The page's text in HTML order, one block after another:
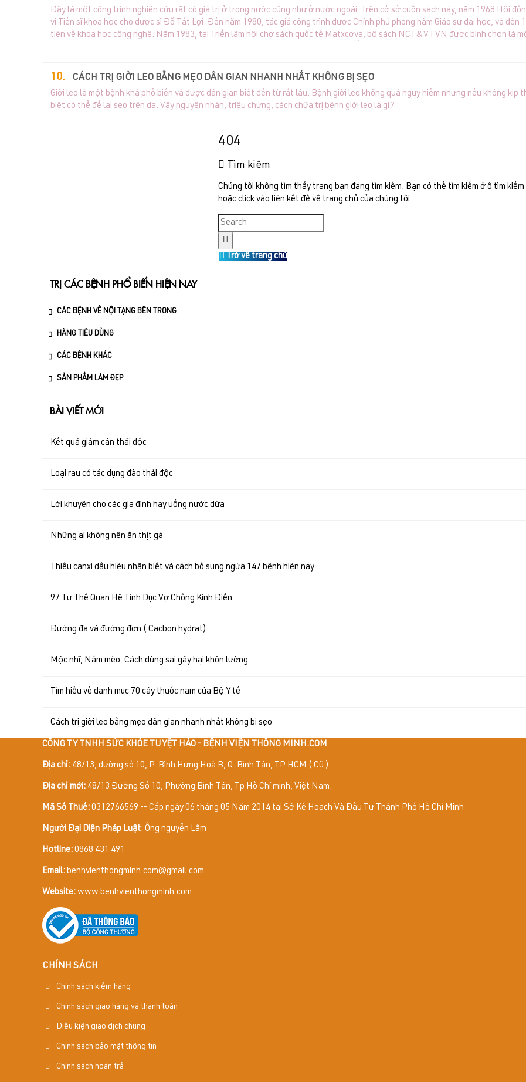
Đây là một công trình nghiên cứu rất có giá trị ở trong nước cũng như ở nước ngoài. Trên cở sở cuốn sách này, năm 1968 Hội
vị Tiến sĩ khoa học cho dược sĩ Đỗ Tất Lợi. Đến năm 1980, tác giả công trình được Chính phủ phong hàm Giáo sư đại học, và
tiên về khoa học công nghệ. Năm 1983, tại Triển lãm hội chợ sách quốc tế Matxcơva, bộ sách NCT&VTVN được bình chọn là
nhất, ngày 10-5-2007, tại Hội nghị thường niên lần thứ 14 Hiệp hội xuất bản châu Á-Thái Bình Dương (APPA) – diễn ra tại
CÁCH TRỊ GIỜI LEO BẰNG MẸO DÂN GIAN NHANH NHẤT KHÔNG BỊ SẸO
Giời leo là một bệnh khá phổ biến và được dân gian biết đến từ rất lâu. Bệnh giời leo không quá nguy hiểm nhưng nếu không kịp
biệt có thể để lại sẹo trên da. Vậy nguyên nhân, triệu chứng, cách chữa trị bệnh giời leo là gì?
404
Tìm kiếm
Chúng tôi không tìm thấy trang bạn đang tìm kiếm. Bạn có thể tìm kiếm ở ô tìm
hoặc click vào liên kết để về trang chủ của chúng tôi
Trở về trang chủ
TRỊ CÁC BỆNH PHỔ BIẾN HIỆN NAY
CÁC BỆNH VỀ NỘI TẠNG BÊN TRONG
HÀNG TIÊU DÙNG
CÁC BỆNH KHÁC
SẢN PHẨM LÀM ĐẸP
BÀI VIẾT MỚI
Kết quả giảm cân thải độc
Loại rau có tác dụng đào thải độc
Lời khuyên cho các gia đình hay uống nước dừa
Những ai không nên ăn thịt gà
Thiếu canxi dấu hiệu nhận biết và cách bổ sung ngừa 147 bệnh hiện nay.
97 Tư Thế Quan Hệ Tình Dục Vợ Chồng Kinh Điển
Đường đa và đường đơn ( Cacbon hydrat)
Mộc nhĩ, Nấm mèo: Cách dùng sai gây hại khôn lường
Tìm hiểu về danh mục 70 cây thuốc nam của Bộ Y tế
Cách trị giời leo bằng mẹo dân gian nhanh nhất không bị sẹo
CÔNG TY TNHH SỨC KHỎE TUYỆT HẢO - BỆNH VIỆN THÔNG MINH.COM
Địa chỉ: 48/13, đường số 10, P. Bình Hưng Hoà B, Q. Bình Tân, TP.HCM ( Cũ )
Địa chỉ mới: 48/13 Đường Số 10, Phường Bình Tân, Tp Hồ Chí minh, Việt Nam.
Mã Số Thuế: 0312766569 -- Cấp ngày 06 tháng 05 Năm 2014 tại Sở Kế Hoạch Và Đầu Tư Thành Phố Hồ Chí Minh
Người Đại Diện Pháp Luật: Ông nguyễn Lâm
Hotline: 0868 431 491
Email: benhvienthongminh.com@gmail.com
Website: www.benhvienthongminh.com
CHÍNH SÁCH
Chính sách kiểm hàng
Chính sách giao hàng và thanh toán
Điều kiện giao dịch chung
Chính sách bảo mật thông tin
Chính sách hoàn trả